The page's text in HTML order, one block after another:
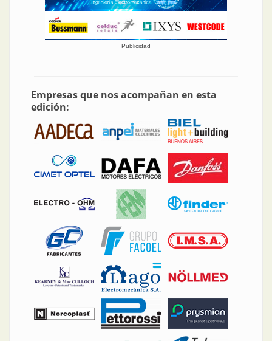
Publicidad
Empresas que nos acompañan en esta
edición: